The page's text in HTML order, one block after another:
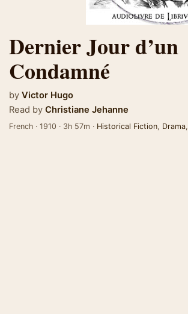
Dernier Jour d’un
Condamné
by Victor Hugo
Read by Christiane Jehanne
French · 1910 · 3h 57m · Historical Fiction, Drama,